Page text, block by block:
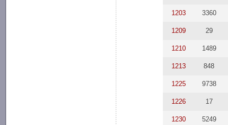
1203 3360
1209 29
1210 1489
1213 848
1225 9738
1226 17
1230 5249